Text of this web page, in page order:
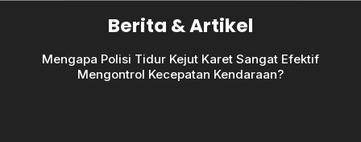
Berita & Artikel
Mengapa Polisi Tidur Kejut Karet Sangat Efektif
Mengontrol Kecepatan Kendaraan?